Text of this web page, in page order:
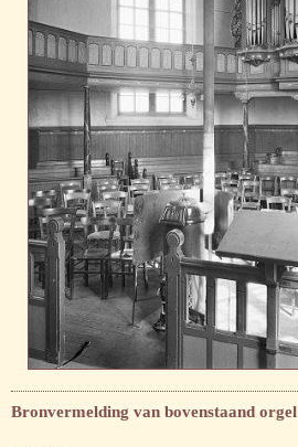
Bronvermelding van bovenstaand orgel